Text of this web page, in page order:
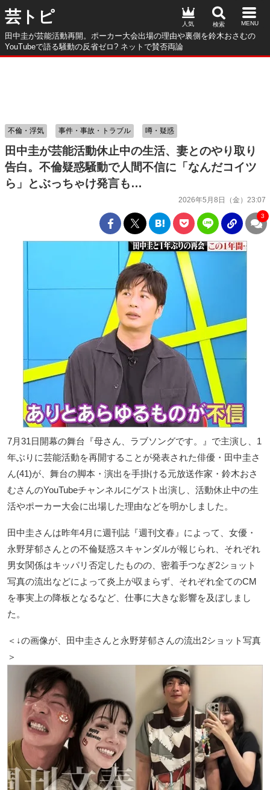
芸トピ
田中圭が芸能活動再開。ポーカー大会出場の理由や裏側を鈴木おさむの
YouTubeで語る騒動の反省ゼロ? ネットで賛否両論
人気
田中圭が芸能活動休止中の生活、妻とのやり取り
告白。不倫疑惑騒動で人間不信に「なんだコイツ
ら」とぶっちゃけ発言も…
2026年5月8日（金）23:07
不倫・浮気 事件・事故・トラブル 噂・疑惑
3
7月31日開幕の舞台『母さん、ラブソングです。』で主演し、1
年ぶりに芸能活動を再開することが発表された俳優・田中圭さ
ん(41)が、舞台の脚本・演出を手掛ける元放送作家・鈴木おさ
むさんのYouTubeチャンネルにゲスト出演し、活動休止中の生
活やポーカー大会に出場した理由などを明かしました。
田中圭さんは昨年4月に週刊誌『週刊文春』によって、女優・
永野芽郁さんとの不倫疑惑スキャンダルが報じられ、それぞれ
男女関係はキッパリ否定したものの、密着手つなぎ2ショット
写真の流出などによって炎上が収まらず、それぞれ全てのCM
を事実上の降板となるなど、仕事に大きな影響を及ぼしまし
た。
＜↓の画像が、田中圭さんと永野芽郁さんの流出2ショット写真
＞